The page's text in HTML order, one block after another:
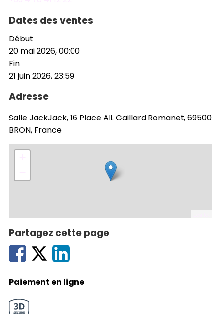
Dates des ventes
Début
20 mai 2026, 00:00
Fin
21 juin 2026, 23:59
Adresse
Salle JackJack, 16 Place All. Gaillard Romanet, 69500
BRON, France
Partagez cette page
Paiement en ligne